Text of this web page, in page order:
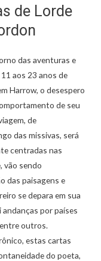
de Lorde
das aventuras e
aos 23 anos de
Harrow, o desespero
de seu
de
das missivas, será
centradas nas
vão sendo
das paisagens e
se depara em sua
por países
outros.
estas cartas
do poeta,